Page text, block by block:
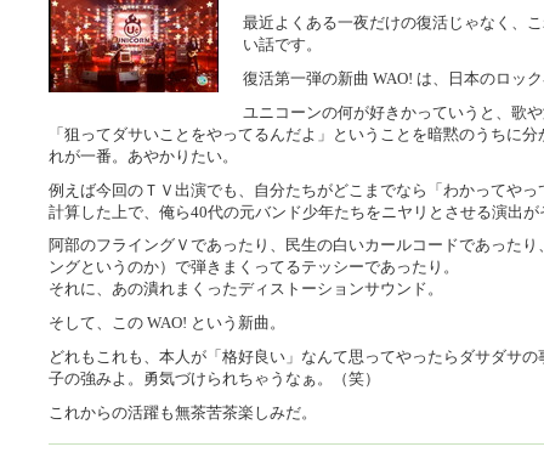
最近よくある一夜だけの復活じゃなく、
い話です。
復活第一弾の新曲 WAO! は、日本のロッ
ユニコーンの何が好きかっていうと、歌
「狙ってダサいことをやってるんだよ」ということを暗黙のうちに
れが一番。あやかりたい。
例えば今回のＴＶ出演でも、自分たちがどこまでなら「わかってや
計算した上で、俺ら40代の元バンド少年たちをニヤリとさせる演出
阿部のフライングＶであったり、民生の白いカールコードであった
ングというのか）で弾きまくってるテッシーであったり。
それに、あの潰れまくったディストーションサウンド。
そして、この WAO! という新曲。
どれもこれも、本人が「格好良い」なんて思ってやったらダサダサ
子の強みよ。勇気づけられちゃうなぁ。（笑）
これからの活躍も無茶苦茶楽しみだ。